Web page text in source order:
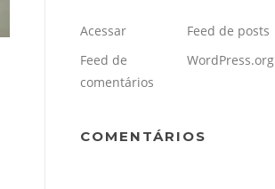
Acessar
Feed de posts
Feed de
comentários
WordPress.org
COMENTÁRIOS